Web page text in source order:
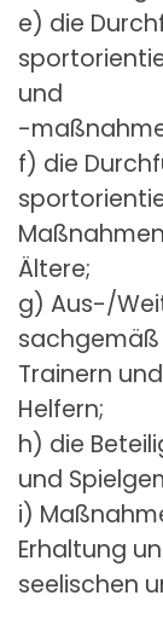
e) die
und
-
f) die
Ältere;
g) Aus-/
Trainern und
Helfern;
h) die
und
i)
Erhaltung
seelischen